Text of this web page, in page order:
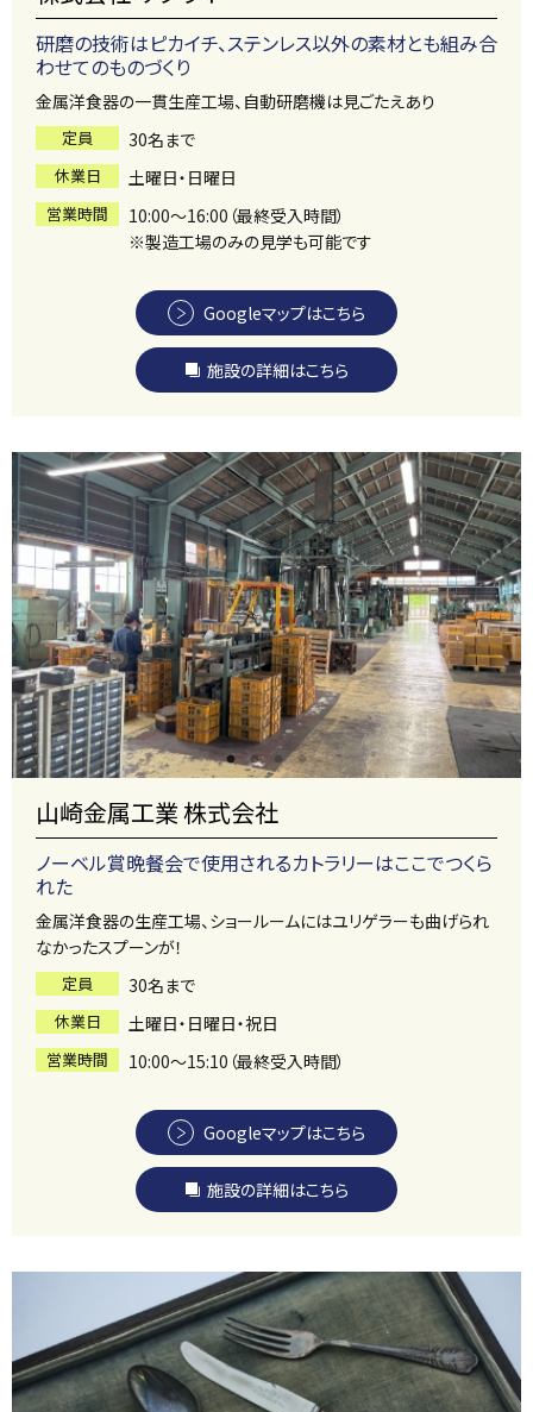
研磨の技術はピカイチ、ステンレス以外の素材とも組み合
わせてのものづくり
金属洋食器の一貫生産工場、自動研磨機は見ごたえあり
定員 30名まで
休業日 土曜日・日曜日
営業時間
10:00～16:00（最終受入時間）
※製造工場のみの見学も可能です
Googleマップはこちら
施設の詳細はこちら
山崎金属工業 株式会社
ノーベル賞晩餐会で使用されるカトラリーはここでつくら
れた
金属洋食器の生産工場、ショールームにはユリゲラーも曲げられ
なかったスプーンが！
定員 30名まで
休業日 土曜日・日曜日・祝日
営業時間 10:00～15:10（最終受入時間）
Googleマップはこちら
施設の詳細はこちら